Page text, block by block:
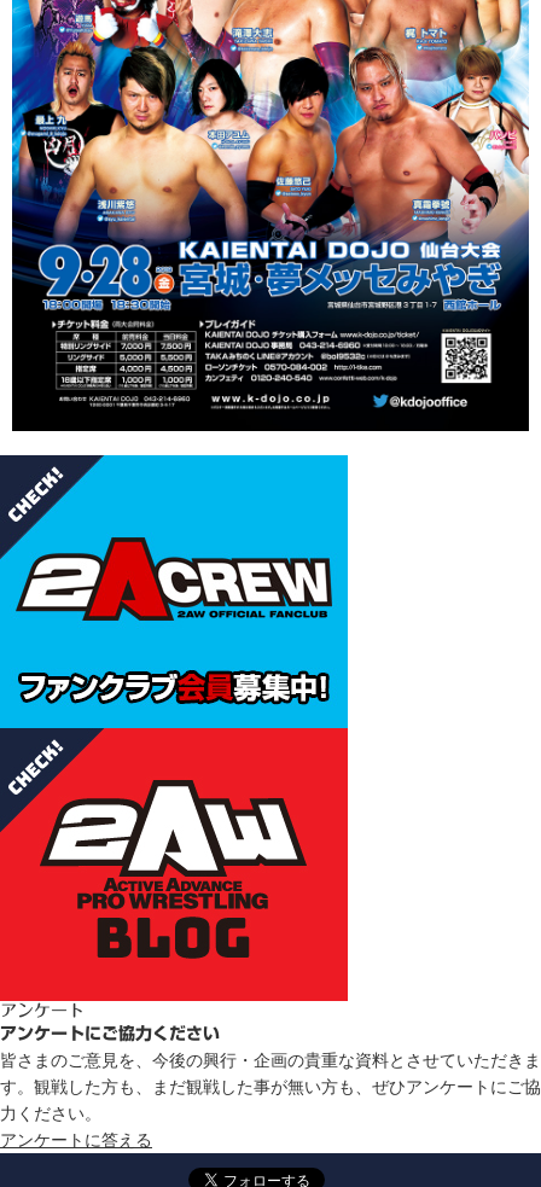
アンケート
アンケートにご協力ください
皆さまのご意見を、今後の興行・企画の貴重な資料とさせていただきま
す。観戦した方も、まだ観戦した事が無い方も、ぜひアンケートにご協
力ください。
アンケートに答える